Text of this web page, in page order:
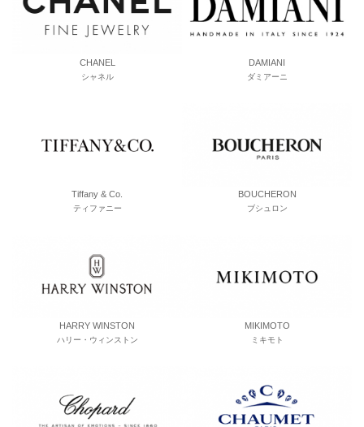
CHANEL
シャネル
DAMIANI
ダミアーニ
Tiffany & Co.
ティファニー
BOUCHERON
ブシュロン
HARRY WINSTON
ハリー・ウィンストン
MIKIMOTO
ミキモト